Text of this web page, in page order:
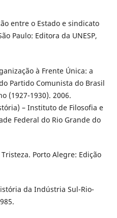
entre o Estado e sindicato
Paulo: Editora da UNESP,
à Frente Única: a
Partido Comunista do Brasil
(1927-1930). 2006.
– Instituto de Filosofia e
Federal do Rio Grande do
Porto Alegre: Edição
da Indústria Sul-Rio-